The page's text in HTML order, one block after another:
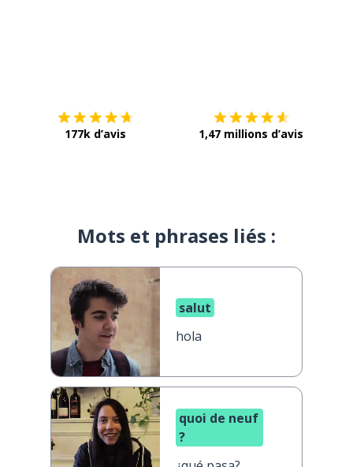
177k d’avis 1,47 millions d’avis
Mots et phrases liés :
salut
hola
quoi de neuf
?